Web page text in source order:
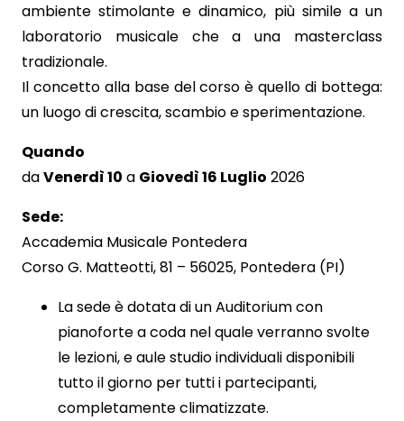
ambiente stimolante e dinamico, più simile a un
laboratorio musicale che a una masterclass
tradizionale.
Il concetto alla base del corso è quello di bottega:
un luogo di crescita, scambio e sperimentazione.
Quando
daVenerdì 10 a Giovedì 16 Luglio 2026
Sede:
Accademia Musicale Pontedera
Corso G. Matteotti, 81 – 56025, Pontedera (PI)
La sede è dotata di un Auditorium con
pianoforte a coda nel quale verranno svolte
le lezioni, e aule studio individuali disponibili
tutto il giorno per tutti i partecipanti,
completamente climatizzate.